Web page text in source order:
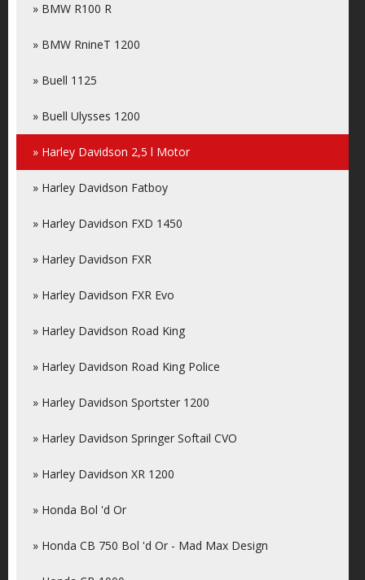
» BMW R100 R
» BMW RnineT 1200
» Buell 1125
» Buell Ulysses 1200
» Harley Davidson 2,5 l Motor
» Harley Davidson Fatboy
» Harley Davidson FXD 1450
» Harley Davidson FXR
» Harley Davidson FXR Evo
» Harley Davidson Road King
» Harley Davidson Road King Police
» Harley Davidson Sportster 1200
» Harley Davidson Springer Softail CVO
» Harley Davidson XR 1200
» Honda Bol 'd Or
» Honda CB 750 Bol 'd Or - Mad Max Design